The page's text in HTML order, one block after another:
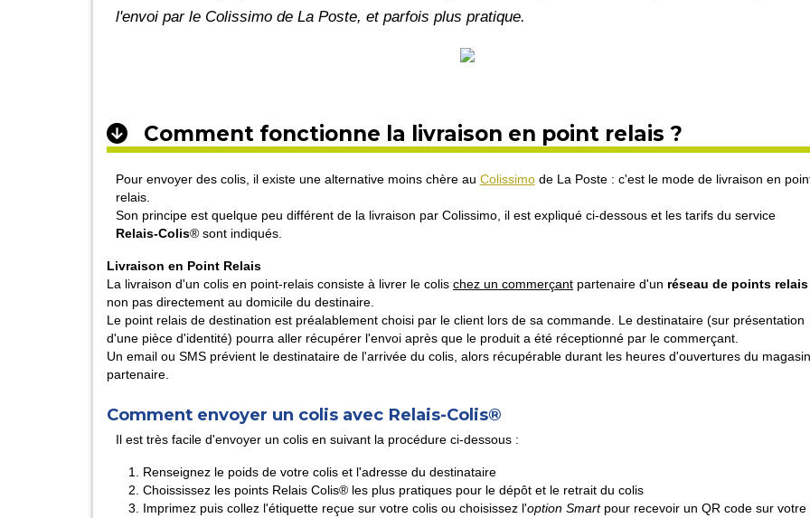
l'envoi par le Colissimo de La Poste, et parfois plus pratique.
Comment fonctionne la livraison en point relais ?
Pour envoyer des colis, il existe une alternative moins chère au Colissimode La Poste : c'est le mode de livraison en
relais.
Son principe est quelque peu différent de la livraison par Colissimo, il est expliqué ci-dessous et les tarifs du service
Relais-Colis® sont indiqués.
Livraison en Point Relais
La livraison d'un colis en point-relais consiste à livrer le colis chez un commerçant partenaire d'un réseau de points relais
non pas directement au domicile du destinaire.
Le point relais de destination est préalablement choisi par le client lors de sa commande. Le destinataire (sur présentation
d'une pièce d'identité) pourra aller récupérer l'envoi après que le produit a été réceptionné par le commerçant.
Un email ou SMS prévient le destinataire de l'arrivée du colis, alors récupérable durant les heures d'ouvertures du magasin
partenaire.
Comment envoyer un colis avec Relais-Colis®
Il est très facile d'envoyer un colis en suivant la procédure ci-dessous :
Renseignez le poids de votre colis et l'adresse du destinataire
Choississez les points Relais Colis® les plus pratiques pour le dépôt et le retrait du colis
Imprimez puis collez l'étiquette reçue sur votre colis ou choisissez l'option Smartpour recevoir un QR code sur votre